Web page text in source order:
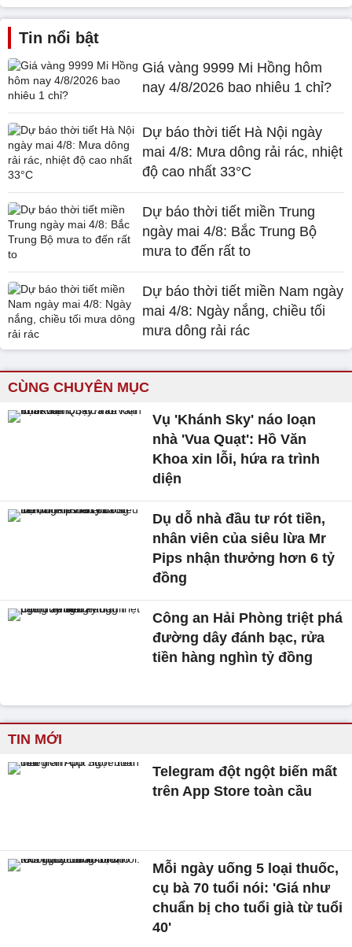
Tin nổi bật
Giá vàng 9999 Mi Hồng hôm
nay 4/8/2026 bao nhiêu 1 chỉ?
Dự báo thời tiết Hà Nội ngày
mai 4/8: Mưa dông rải rác, nhiệt
độ cao nhất 33°C
Dự báo thời tiết miền Trung
ngày mai 4/8: Bắc Trung Bộ
mưa to đến rất to
Dự báo thời tiết miền Nam ngày
mai 4/8: Ngày nắng, chiều tối
mưa dông rải rác
CÙNG CHUYÊN MỤC
Vụ 'Khánh Sky' náo loạn
nhà 'Vua Quạt': Hồ Văn
Khoa xin lỗi, hứa ra trình
diện
Dụ dỗ nhà đầu tư rót tiền,
nhân viên của siêu lừa Mr
Pips nhận thưởng hơn 6 tỷ
đồng
Công an Hải Phòng triệt phá
đường dây đánh bạc, rửa
tiền hàng nghìn tỷ đồng
TIN MỚI
Telegram đột ngột biến mất
trên App Store toàn cầu
Mỗi ngày uống 5 loại thuốc,
cụ bà 70 tuổi nói: 'Giá như
chuẩn bị cho tuổi già từ tuổi
40'